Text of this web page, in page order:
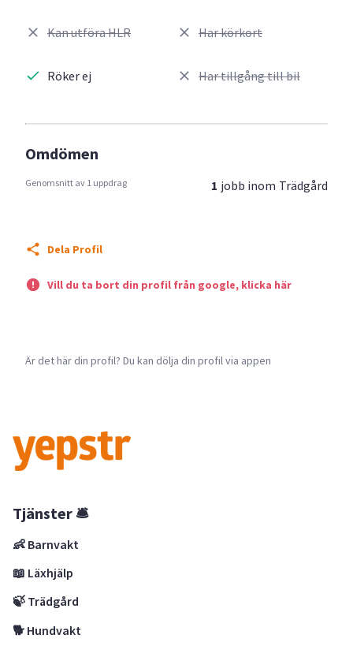
Kan utföra HLR
Röker ej
Har körkort
Har tillgång till bil
Omdömen
Genomsnitt av 1 uppdrag 1 jobb inom Trädgård
Dela Profil
Vill du ta bort din profil från google, klicka här
Är det här din profil? Du kan dölja din profil via appen
Tjänster 🛎
👶 Barnvakt
📖 Läxhjälp
🍃 Trädgård
🐕 Hundvakt